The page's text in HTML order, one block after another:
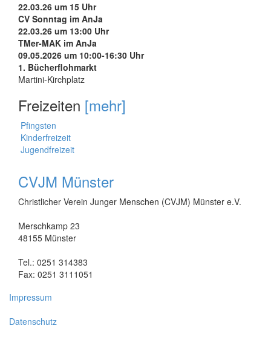
22.03.26 um 15 Uhr
CV Sonntag im AnJa
22.03.26 um 13:00 Uhr
TMer-MAK im AnJa
09.05.2026 um 10:00-16:30 Uhr
1. Bücherflohmarkt
Martini-Kirchplatz
Freizeiten [mehr]
Pfingsten
Kinderfreizeit
Jugendfreizeit
CVJM Münster
Christlicher Verein Junger Menschen (CVJM) Münster e.V.
Merschkamp 23
48155 Münster
Tel.: 0251 314383
Fax: 0251 3111051
Impressum
Datenschutz